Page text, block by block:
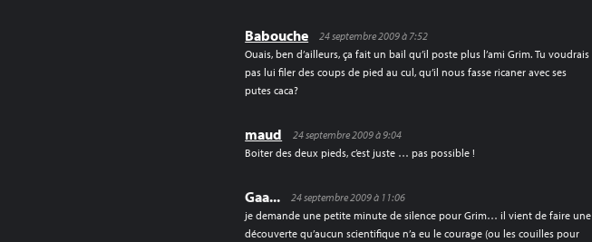
Babouche
24 septembre 2009 à 7:52
Ouais, ben d’ailleurs, ça fait un bail qu’il poste plus l’ami Grim. Tu voudrais
pas lui filer des coups de pied au cul, qu’il nous fasse ricaner avec ses
putes caca?
maud
24 septembre 2009 à 9:04
Boiter des deux pieds, c’est juste … pas possible !
Gaa...
24 septembre 2009 à 11:06
je demande une petite minute de silence pour Grim… il vient de faire une
découverte qu’aucun scientifique n’a eu le courage (ou les couilles pour